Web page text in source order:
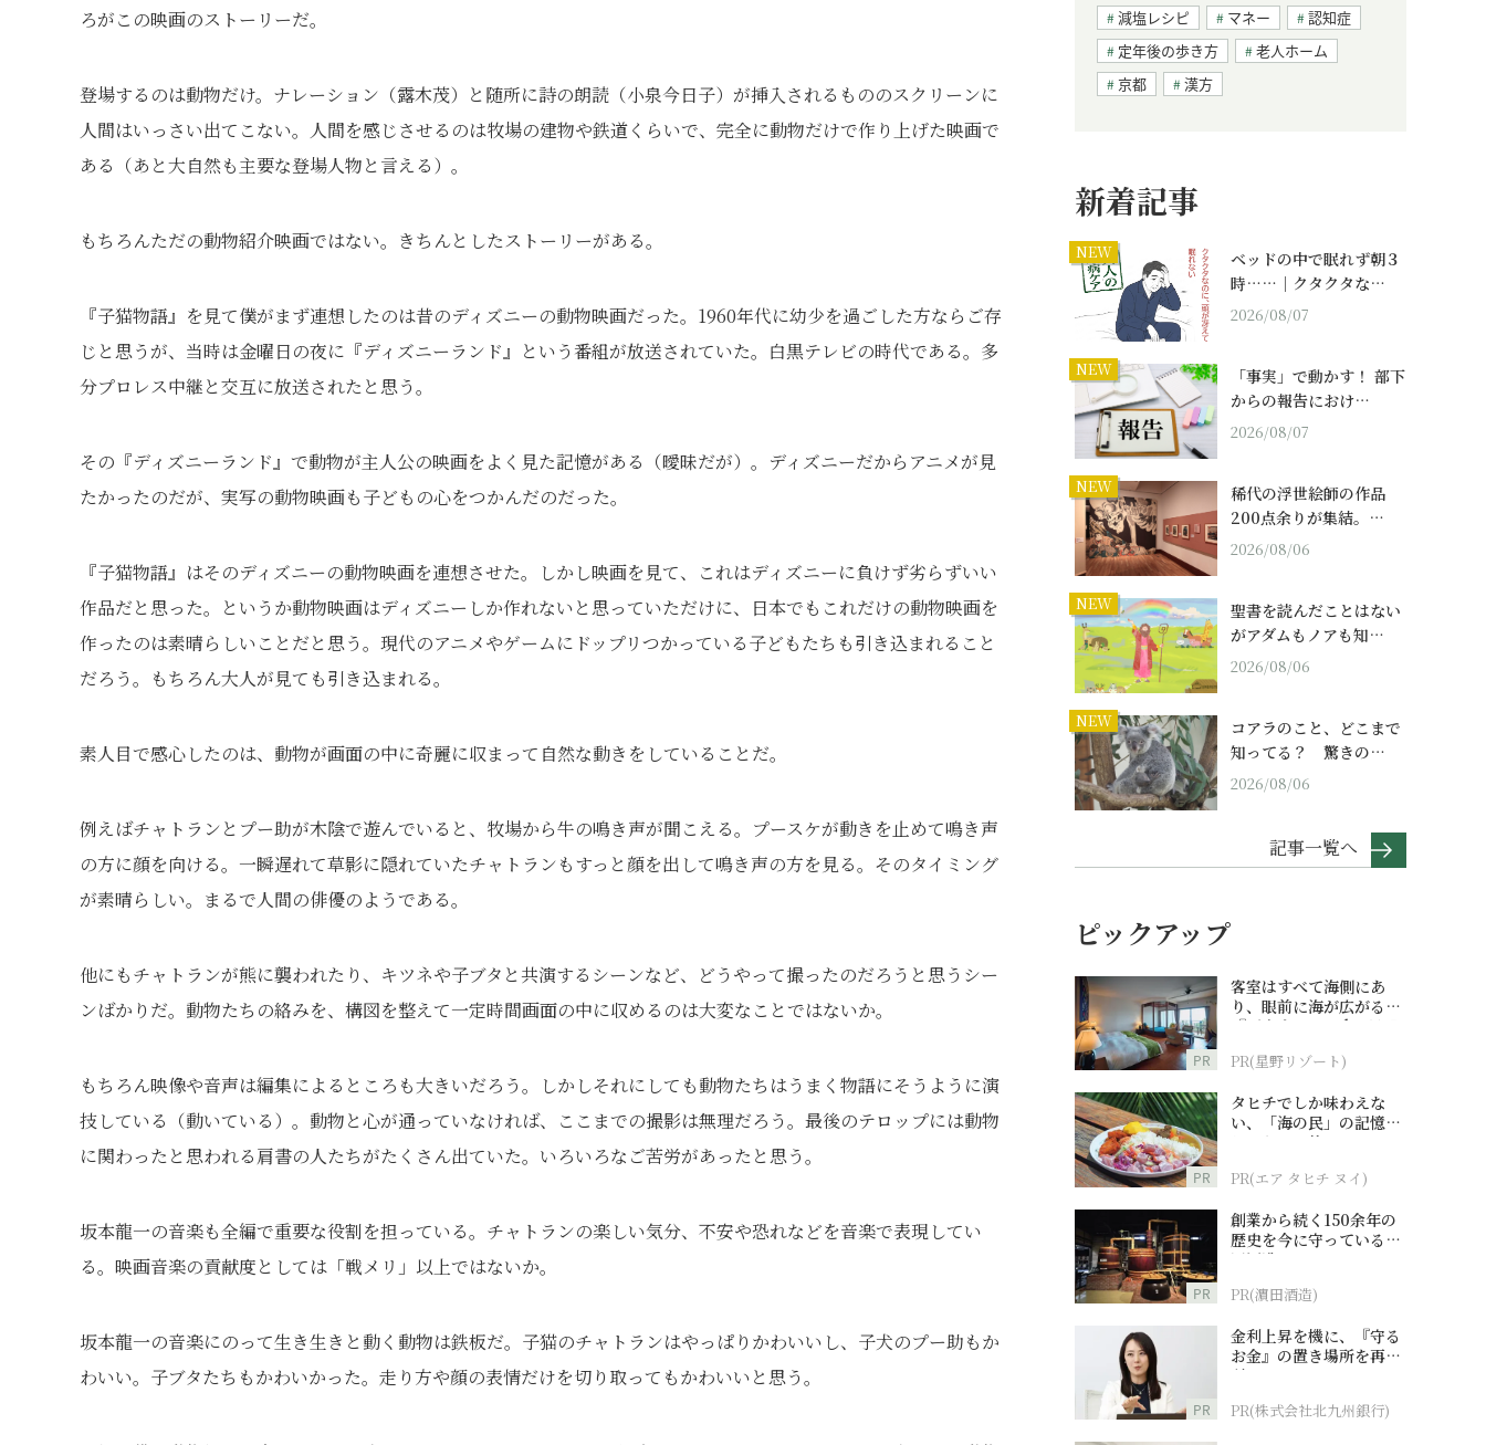
ろがこの映画のストーリーだ。
登場するのは動物だけ。ナレーション（露木茂）と随所に詩の朗読（小泉今日子）が挿入されるもののスクリーンに
人間はいっさい出てこない。人間を感じさせるのは牧場の建物や鉄道くらいで、完全に動物だけで作り上げた映画で
ある（あと大自然も主要な登場人物と言える）。
もちろんただの動物紹介映画ではない。きちんとしたストーリーがある。
『子猫物語』を見て僕がまず連想したのは昔のディズニーの動物映画だった。1960年代に幼少を過ごした方ならご存
じと思うが、当時は金曜日の夜に『ディズニーランド』という番組が放送されていた。白黒テレビの時代である。多
分プロレス中継と交互に放送されたと思う。
その『ディズニーランド』で動物が主人公の映画をよく見た記憶がある（曖昧だが）。ディズニーだからアニメが見
たかったのだが、実写の動物映画も子どもの心をつかんだのだった。
『子猫物語』はそのディズニーの動物映画を連想させた。しかし映画を見て、これはディズニーに負けず劣らずいい
作品だと思った。というか動物映画はディズニーしか作れないと思っていただけに、日本でもこれだけの動物映画を
作ったのは素晴らしいことだと思う。現代のアニメやゲームにドップリつかっている子どもたちも引き込まれること
だろう。もちろん大人が見ても引き込まれる。
素人目で感心したのは、動物が画面の中に奇麗に収まって自然な動きをしていることだ。
例えばチャトランとプー助が木陰で遊んでいると、牧場から牛の鳴き声が聞こえる。プースケが動きを止めて鳴き声
の方に顔を向ける。一瞬遅れて草影に隠れていたチャトランもすっと顔を出して鳴き声の方を見る。そのタイミング
が素晴らしい。まるで人間の俳優のようである。
他にもチャトランが熊に襲われたり、キツネや子ブタと共演するシーンなど、どうやって撮ったのだろうと思うシー
ンばかりだ。動物たちの絡みを、構図を整えて一定時間画面の中に収めるのは大変なことではないか。
もちろん映像や音声は編集によるところも大きいだろう。しかしそれにしても動物たちはうまく物語にそうように演
技している（動いている）。動物と心が通っていなければ、ここまでの撮影は無理だろう。最後のテロップには動物
に関わったと思われる肩書の人たちがたくさん出ていた。いろいろなご苦労があったと思う。
坂本龍一の音楽も全編で重要な役割を担っている。チャトランの楽しい気分、不安や恐れなどを音楽で表現してい
る。映画音楽の貢献度としては「戦メリ」以上ではないか。
坂本龍一の音楽にのって生き生きと動く動物は鉄板だ。子猫のチャトランはやっぱりかわいいし、子犬のプー助もか
わいい。子ブタたちもかわいかった。走り方や顔の表情だけを切り取ってもかわいいと思う。
減塩レシピ
マネー
認知症
定年後の歩き方
老人ホーム
京都
漢方
新着記事
NEW
ベッドの中で眠れず朝３
時……｜クタクタな…
2026/08/07
NEW
「事実」で動かす！ 部下
からの報告におけ…
2026/08/07
NEW
稀代の浮世絵師の作品
200点余りが集結。…
2026/08/06
NEW
聖書を読んだことはない
がアダムもノアも知…
2026/08/06
NEW
コアラのこと、どこまで
知ってる？ 驚きの…
2026/08/06
記事一覧へ
ピックアップ
PR
客室はすべて海側にあ
り、眼前に海が広がる
『西表島ホテル by 星野
PR(星野リゾート)
PR
タヒチでしか味わえな
い、「海の民」の記憶へ
とつながる旅
PR(エア タヒチ ヌイ)
PR
創業から続く150余年の
歴史を今に守っている濵
田酒造
PR(濵田酒造)
PR
金利上昇を機に、『守る
お金』の置き場所を再検
討
PR(株式会社北九州銀行)